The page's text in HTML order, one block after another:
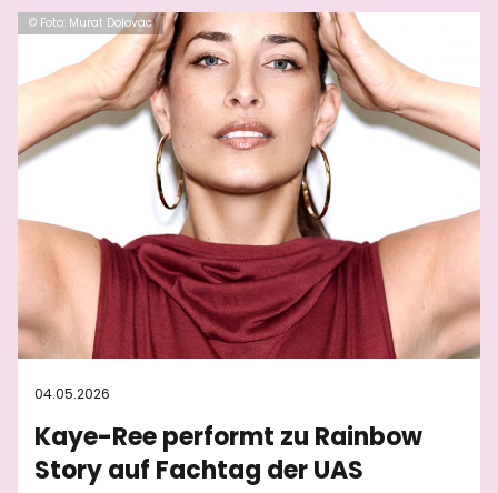
© Foto: Murat Dolovac
04.05.2026
Kaye-Ree performt zu Rainbow
Story auf Fachtag der UAS